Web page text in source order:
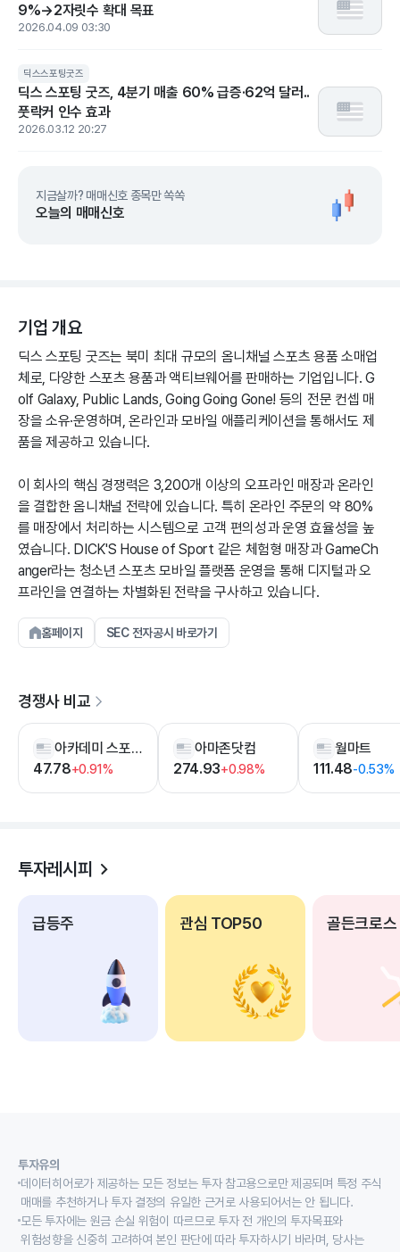
9%→2자릿수 확대 목표
2026.04.09 03:30
딕스스포팅굿즈
딕스 스포팅 굿즈, 4분기 매출 60% 급증·62억 달러..
풋락커 인수 효과
2026.03.12 20:27
지금살까? 매매신호 종목만 쏙쏙
오늘의 매매신호
기업 개요
딕스 스포팅 굿즈는 북미 최대 규모의 옴니채널 스포츠 용품 소매업
체로, 다양한 스포츠 용품과 액티브웨어를 판매하는 기업입니다. G
olf Galaxy, Public Lands, Going Going Gone! 등의 전문 컨셉 매
장을 소유·운영하며, 온라인과 모바일 애플리케이션을 통해서도 제
품을 제공하고 있습니다.
이 회사의 핵심 경쟁력은 3,200개 이상의 오프라인 매장과 온라인
을 결합한 옴니채널 전략에 있습니다. 특히 온라인 주문의 약 80%
를 매장에서 처리하는 시스템으로 고객 편의성과 운영 효율성을 높
였습니다. DICK'S House of Sport 같은 체험형 매장과 GameCh
anger라는 청소년 스포츠 모바일 플랫폼 운영을 통해 디지털과 오
프라인을 연결하는 차별화된 전략을 구사하고 있습니다.
홈페이지 SEC 전자공시 바로가기
경쟁사 비교
아카데미 스포츠 & 아웃도어
47.78+0.91%
아마존닷컴
274.93+0.98%
월마트
111.48-0.53%
투자레시피
급등주 관심 TOP50 골든크로스
투자유의
데이터히어로가 제공하는 모든 정보는 투자 참고용으로만 제공되며 특정 주식
매매를 추천하거나 투자 결정의 유일한 근거로 사용되어서는 안 됩니다.
모든 투자에는 원금 손실 위험이 따르므로 투자 전 개인의 투자목표와
위험성향을 신중히 고려하여 본인 판단에 따라 투자하시기 바라며, 당사는